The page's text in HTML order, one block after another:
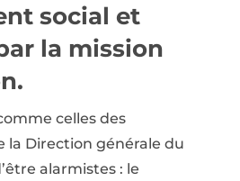
social et
la mission
celles des
la Direction générale du
alarmistes : le